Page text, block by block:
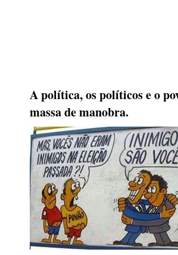
A política, os políticos e o
massa de manobra.